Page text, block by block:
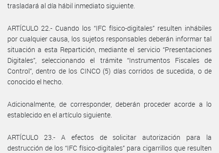
trasladará al día hábil inmediato siguiente.
ARTÍCULO 22.- Cuando los “IFC físico-digitales” resulten inhábiles
por cualquier causa, los sujetos responsables deberán informar tal
situación a esta Repartición, mediante el servicio “Presentaciones
Digitales”, seleccionando el trámite “Instrumentos Fiscales de
Control”, dentro de los CINCO (5) días corridos de sucedida, o de
conocido el hecho.
Adicionalmente, de corresponder, deberán proceder acorde a lo
establecido en el artículo siguiente.
ARTÍCULO 23.- A efectos de solicitar autorización para la
destrucción de los “IFC físico-digitales” para cigarrillos que resulten